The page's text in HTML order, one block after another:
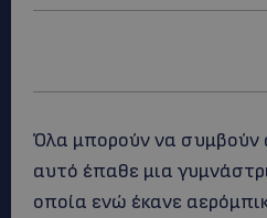
Όλα μπορούν να συμβούν
αυτό έπαθε μια
οποία ενώ έκανε